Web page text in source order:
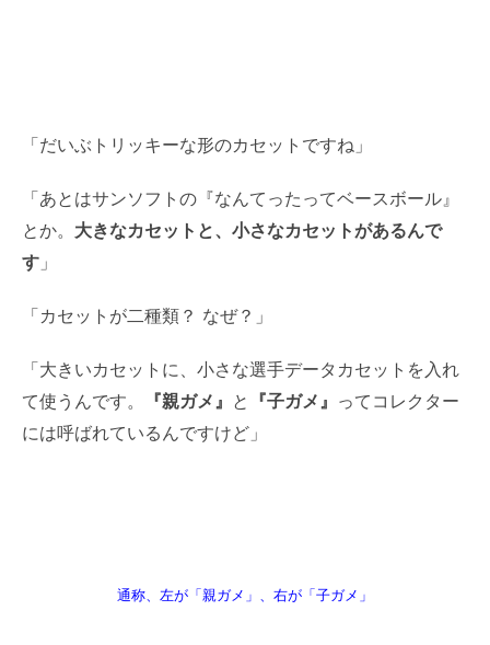
「だいぶトリッキーな形のカセットですね」
「あとはサンソフトの『なんてったってベースボール』
とか。 大きなカセットと、小さなカセットがあるんで
す 」
「カセットが二種類？ なぜ？」
「大きいカセットに、小さな選手データカセットを入れ
て使うんです。
『親ガメ』 と 『子ガメ』 ってコレクター
には呼ばれているんですけど」
通称、左が「親ガメ」、右が「子ガメ」